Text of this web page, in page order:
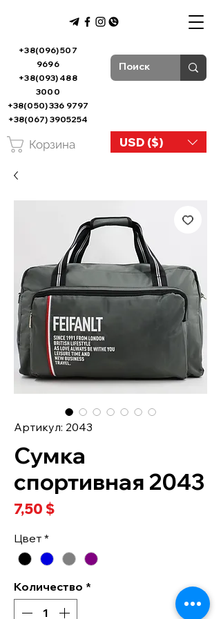
+38(096) 507
9696
+38(093) 488
3000
+38(050) 336 9797
+38(067) 3905254
USD ($)
Корзина
Артикул: 2043
Сумка
спортивная 2043
7,50 $Цена
Цвет *
Количество *